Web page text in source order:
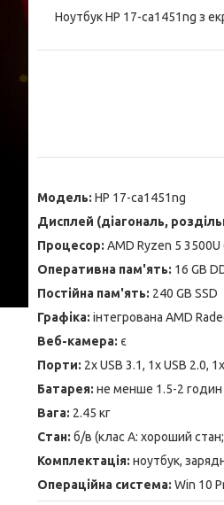
Ноутбук HP 17-ca1451ng з
Модель: HP 17-ca1451ng
Дисплей (діагональ,
Процесор: AMD Ryzen 5 3500U
Оперативна пам'ять: 16 GB
Постійна пам'ять: 240 GB SSD
Графіка: інтегрована AMD
Веб-камера: є
Порти: 2x USB 3.1, 1x USB 2.0,
Батарея: не менше 1.5-2 годин
Вага: 2.45 кг
Стан: б/в (клас А: хороший
Комплектація: ноутбук,
Операційна система: Win 10